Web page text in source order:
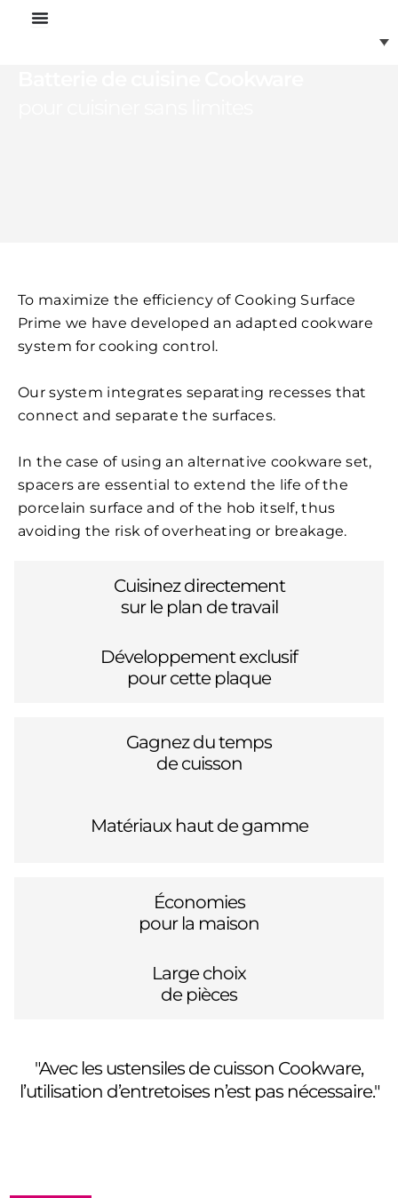
Aller
To maximize the efficiency of Cooking Surface
Prime we have developed an adapted cookware
system for cooking control.
Our system integrates separating recesses that
connect and separate the surfaces.
In the case of using an alternative cookware set,
spacers are essential to extend the life of the
porcelain surface and of the hob itself, thus
avoiding the risk of overheating or breakage.
Cuisinez directement
sur le plan de travail
Développement exclusif
pour cette plaque
Gagnez du temps
de cuisson
Matériaux haut de gamme
Économies
pour la maison
Large choix
de pièces
"Avec les ustensiles de cuisson Cookware,
l’utilisation d’entretoises n’est pas nécessaire."